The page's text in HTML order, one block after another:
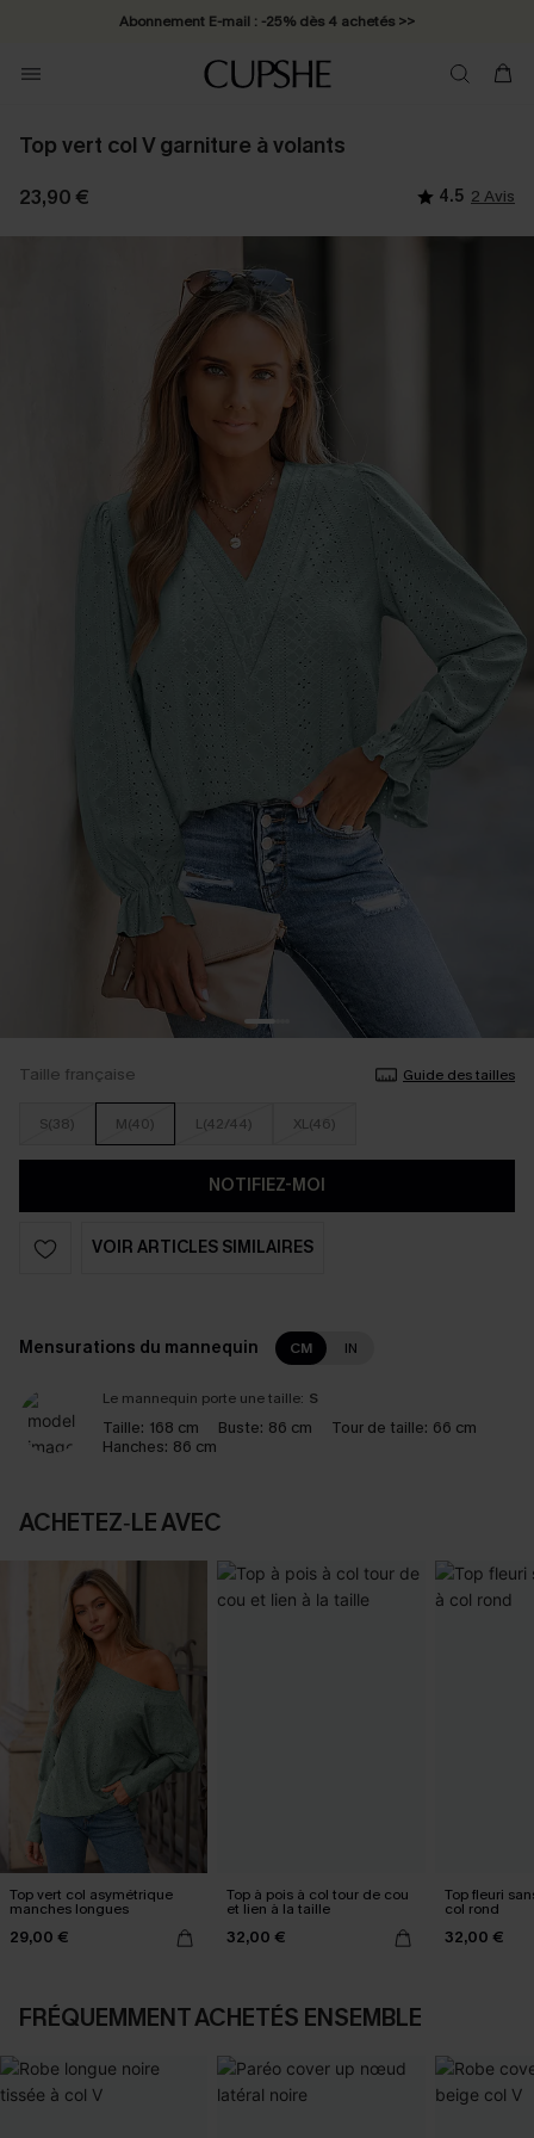
Abonnement E-mail : -25% dès 4 achetés >>
Top vert col V garniture à volants
23,90 € 4.5 2 Avis
Taille française Guide des tailles
S(38) M(40) L(42/44) XL(46)
NOTIFIEZ-MOI
VOIR ARTICLES SIMILAIRES
Mensurations du mannequin CM IN
Le mannequin porte une taille: S
Taille: 168 cm Buste: 86 cm Tour de taille: 66 cm
Hanches: 86 cm
ACHETEZ‑LE AVEC
Top vert col asymétrique
manches longues
29,00 €
Top à pois à col tour de cou
et lien à la taille
32,00 €
Top fleuri
col rond
32,00 €
FRÉQUEMMENT ACHETÉS ENSEMBLE